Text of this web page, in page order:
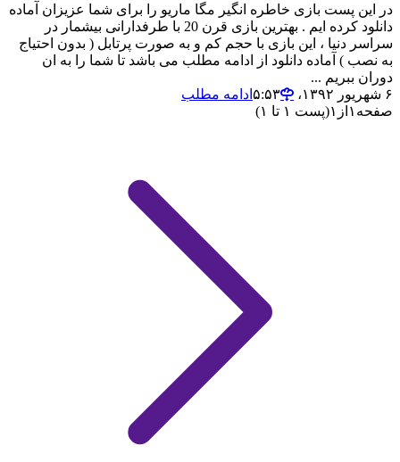
در این پست بازی خاطره انگیر مگا ماریو را برای شما عزیزان آماده
دانلود کرده ایم . بهترین بازی قرن 20 با طرفدارانی بیشمار در
سراسر دنیا ، این بازی با حجم کم و به صورت پرتابل ( بدون احتیاج
به نصب ) آماده دانلود از ادامه مطلب می باشد تا شما را به ان
دوران ببریم ...
۶ شهریور ۱۳۹۲،‏ ۵:۵۳
ادامه مطلب
صفحه ۱ از ۱(پست ۱ تا ۱)